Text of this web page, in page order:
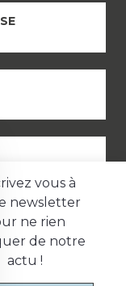
vous à
newsletter
ne rien
de notre
actu !